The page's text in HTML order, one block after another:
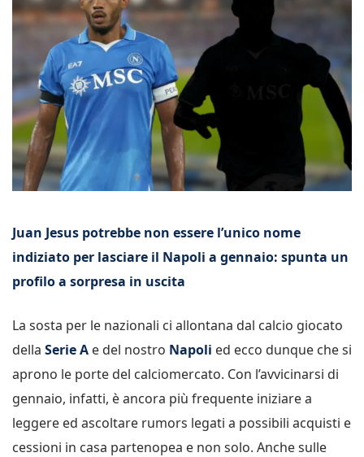
Juan Jesus potrebbe non essere l’unico nome
indiziato per lasciare il Napoli a gennaio: spunta un
profilo a sorpresa in uscita
La sosta per le nazionali ci allontana dal calcio giocato
della Serie A e del nostro Napoli ed ecco dunque che si
aprono le porte del calciomercato. Con l’avvicinarsi di
gennaio, infatti, è ancora più frequente iniziare a
leggere ed ascoltare rumors legati a possibili acquisti e
cessioni in casa partenopea e non solo. Anche sulle